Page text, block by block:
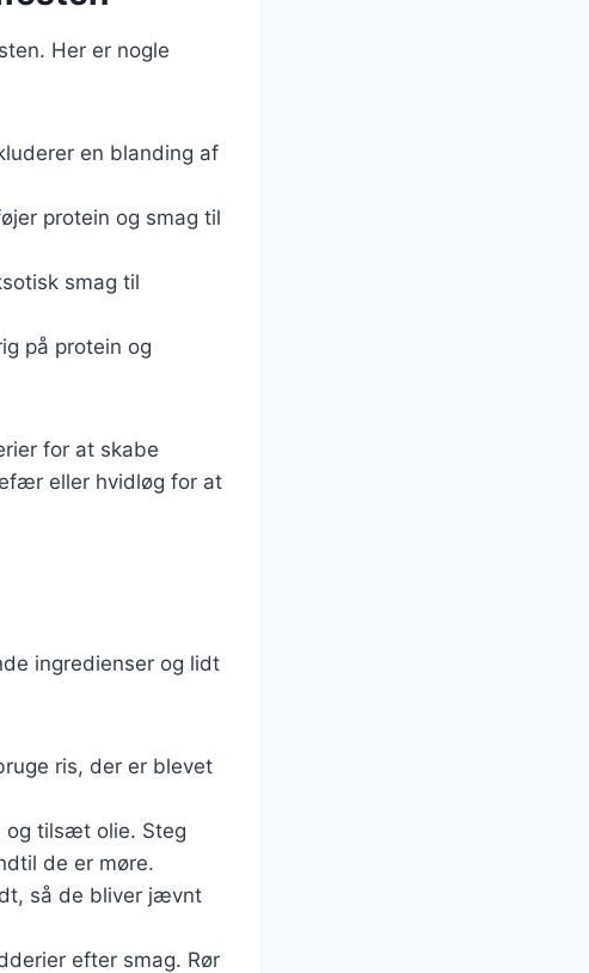
Her er nogle
en blanding af
protein og smag til
smag til
på protein og
for at skabe
eller hvidløg for at
ingredienser og lidt
ris, der er blevet
og tilsæt olie. Steg
de er møre.
så de bliver jævnt
efter smag. Rør